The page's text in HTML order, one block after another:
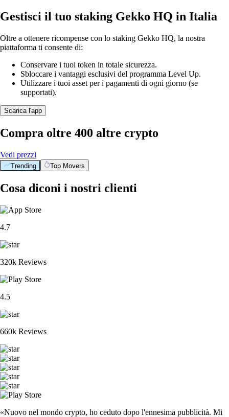
Gestisci il tuo staking Gekko HQ in Italia
Oltre a ottenere ricompense con lo staking Gekko HQ, la nostra
piattaforma ti consente di:
Conservare i tuoi token in totale sicurezza.
Sbloccare i vantaggi esclusivi del programma Level Up.
Utilizzare i tuoi asset per i pagamenti di ogni giorno (se
supportati).
Scarica l'app
Compra oltre 400 altre crypto
Vedi prezzi
Trending Top Movers
Cosa diconi i nostri clienti
4.7
320k Reviews
4.5
660k Reviews
«Nuovo nel mondo crypto, ho ceduto dopo l'ennesima pubblicità. Mi